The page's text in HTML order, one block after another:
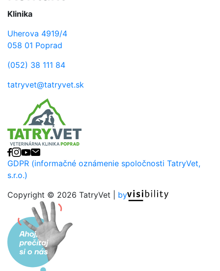
Klinika
Uherova 4919/4
058 01 Poprad
(052) 38 111 84
tatryvet@tatryvet.sk
Facebook
Instagram
YouTube
E-mail
GDPR (informačné oznámenie spoločnosti TatryVet,
s.r.o.)
Copyright © 2026 TatryVet | by